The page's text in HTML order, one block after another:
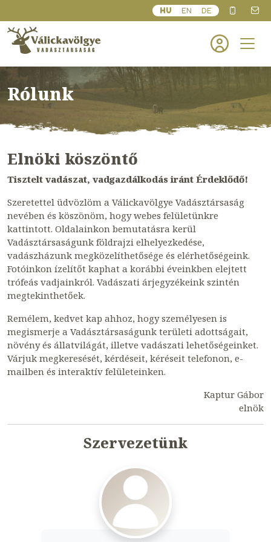
HU EN DE
Rólunk
Elnöki köszöntő
Tisztelt vadászat, vadgazdálkodás iránt Érdeklődő!
Szeretettel üdvözlöm a Válickavölgye Vadásztársaság
nevében és köszönöm, hogy webes felületünkre
kattintott. Oldalainkon bemutatásra kerül
Vadásztársaságunk földrajzi elhelyezkedése,
vadászházunk megközelíthetősége és elérhetőségeink.
Fotóinkon ízelítőt kaphat a korábbi éveinkben elejtett
trófeás vadjainkról. Vadászati árjegyzékeink szintén
megtekinthetőek.
Remélem, kedvet kap ahhoz, hogy személyesen is
megismerje a Vadásztársaságunk területi adottságait,
növény és állatvilágát, illetve vadászati lehetőségeinket.
Várjuk megkeresését, kérdéseit, kéréseit telefonon, e-
mailben és interaktív felületeinken.
Kaptur Gábor
elnök
Szervezetünk